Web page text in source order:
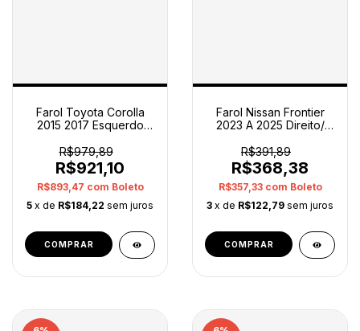
Farol Toyota Corolla
2015 2017 Esquerdo
Esquerdo
R$979,89
R$921,10
R$893,47 com Boleto
5 x de R$184,22 sem juros
Farol Nissan Frontier
2023 A 2025 Direito/
Direito/passageiro
R$391,89
R$368,38
R$357,33 com Boleto
3 x de R$122,79 sem juros